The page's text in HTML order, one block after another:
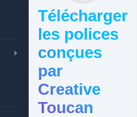
Télécharger
les polices
conçues
par
Creative
Toucan